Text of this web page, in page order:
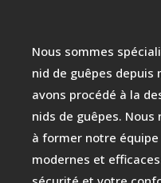
Nous sommes
nid de guêpes depuis
avons procédé à la
nids de guêpes.
à former notre
modernes et